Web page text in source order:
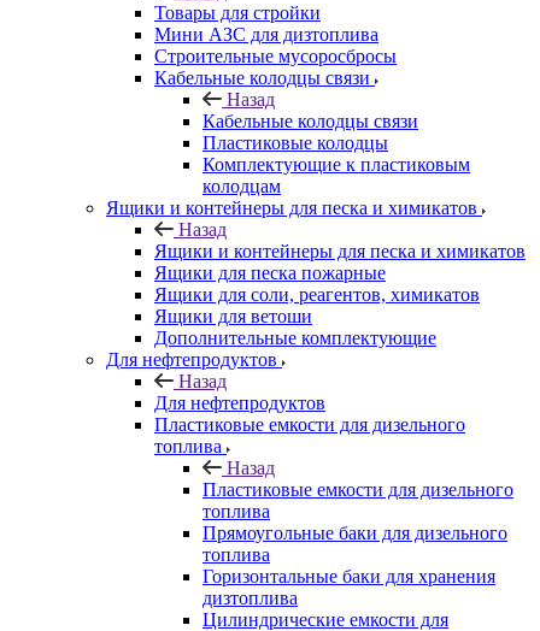
Товары для стройки
Мини АЗС для дизтоплива
Строительные мусоросбросы
Кабельные колодцы связи
Назад
Кабельные колодцы связи
Пластиковые колодцы
Комплектующие к пластиковым
колодцам
Ящики и контейнеры для песка и химикатов
Назад
Ящики и контейнеры для песка и химикатов
Ящики для песка пожарные
Ящики для соли, реагентов, химикатов
Ящики для ветоши
Дополнительные комплектующие
Для нефтепродуктов
Назад
Для нефтепродуктов
Пластиковые емкости для дизельного
топлива
Назад
Пластиковые емкости для дизельного
топлива
Прямоугольные баки для дизельного
топлива
Горизонтальные баки для хранения
дизтоплива
Цилиндрические емкости для